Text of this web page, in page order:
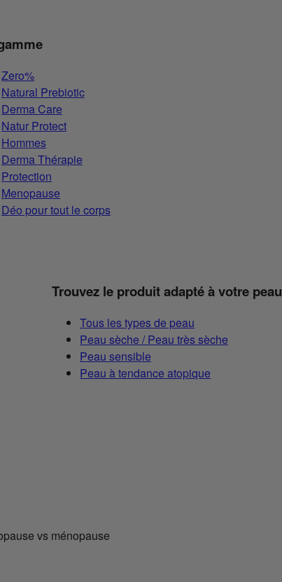
Zero%
Natural Prebiotic
Derma Care
Natur Protect
Hommes
Derma Thérapie
Protection
Menopause
Déo pour tout le corps
Trouvez le produit adapté à votre peau
Tous les types de peau
Peau sèche / Peau très sèche
Peau sensible
Peau à tendance atopique
vs ménopause